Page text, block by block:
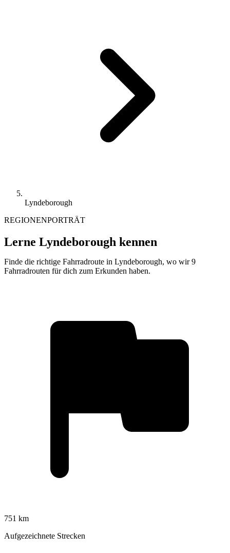
Lyndeborough
REGIONENPORTRÄT
Lerne Lyndeborough kennen
Finde die richtige Fahrradroute in Lyndeborough, wo wir 9
Fahrradrouten für dich zum Erkunden haben.
751 km
Aufgezeichnete Strecken